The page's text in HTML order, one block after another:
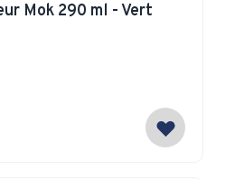
Mok 290 ml - Vert